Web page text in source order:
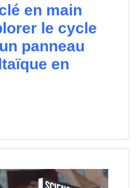
en main
le cycle
panneau
en